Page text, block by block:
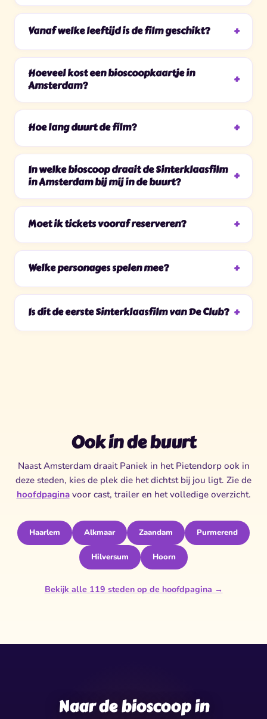
Vanaf welke leeftijd is de film geschikt?
Hoeveel kost een bioscoopkaartje in
Amsterdam?
Hoe lang duurt de film?
In welke bioscoop draait de Sinterklaasfilm
in Amsterdam bij mij in de buurt?
Moet ik tickets vooraf reserveren?
Welke personages spelen mee?
Is dit de eerste Sinterklaasfilm van De Club?
Ook in de buurt
Naast Amsterdam draait Paniek in het Pietendorp ook in
deze steden, kies de plek die het dichtst bij jou ligt. Zie de
hoofdpaginavoor cast, trailer en het volledige overzicht.
Haarlem Alkmaar Zaandam Purmerend
Hilversum Hoorn
Bekijk alle 119 steden op de hoofdpagina →
Naar de bioscoop in